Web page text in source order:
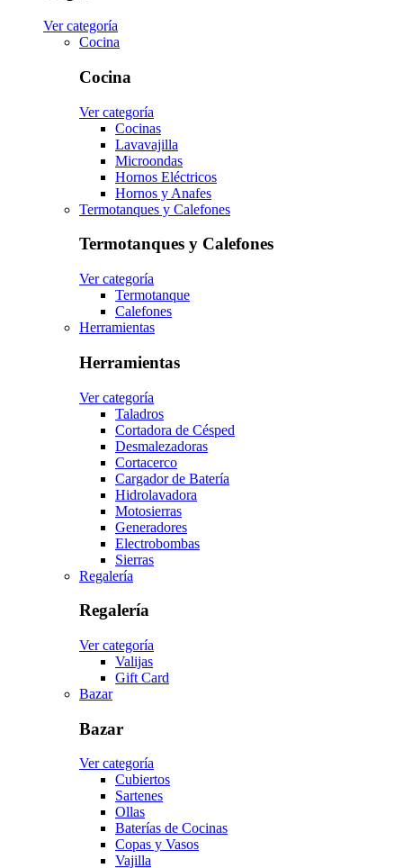
Ver categoría
Cocina
Cocina
Ver categoría
Cocinas
Lavavajilla
Microondas
Hornos Eléctricos
Hornos y Anafes
Termotanques y Calefones
Termotanques y Calefones
Ver categoría
Termotanque
Calefones
Herramientas
Herramientas
Ver categoría
Taladros
Cortadora de Césped
Desmalezadoras
Cortacerco
Cargador de Batería
Hidrolavadora
Motosierras
Generadores
Electrobombas
Sierras
Regalería
Regalería
Ver categoría
Valijas
Gift Card
Bazar
Bazar
Ver categoría
Cubiertos
Sartenes
Ollas
Baterías de Cocinas
Copas y Vasos
Vajilla